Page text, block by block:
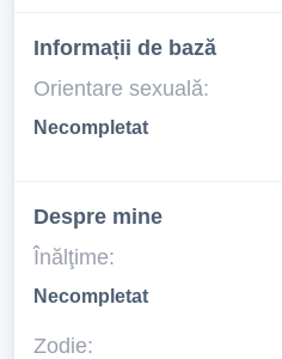
Informații de bază
Orientare sexuală:
Necompletat
Despre mine
Înălţime:
Necompletat
Zodie: